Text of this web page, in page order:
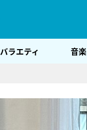
バラエティ 音楽